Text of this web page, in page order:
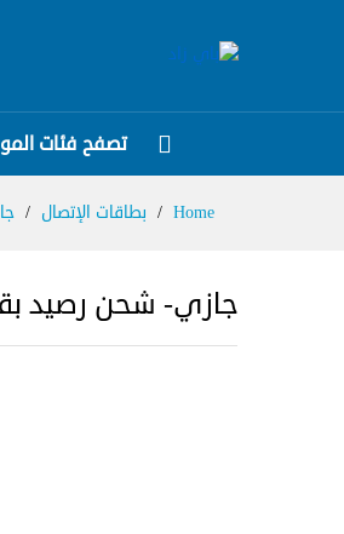
تصفح فئات
Home
/ بطاقات الإتصال /
جازي- شحن رصيد بقيمة